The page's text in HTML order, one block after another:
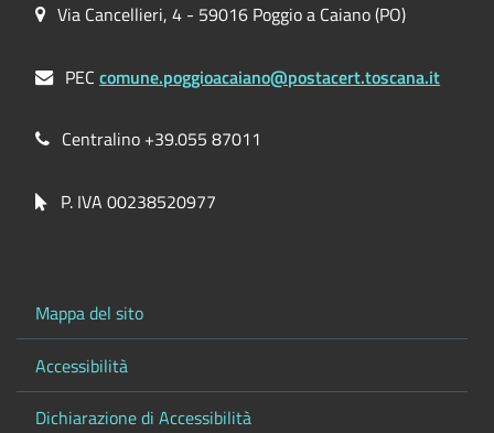
Via Cancellieri, 4 - 59016 Poggio a Caiano (PO)
PECcomune.poggioacaiano@postacert.toscana.it
Centralino +39.055 87011
P. IVA 00238520977
Mappa del sito
Accessibilità
Dichiarazione di Accessibilità